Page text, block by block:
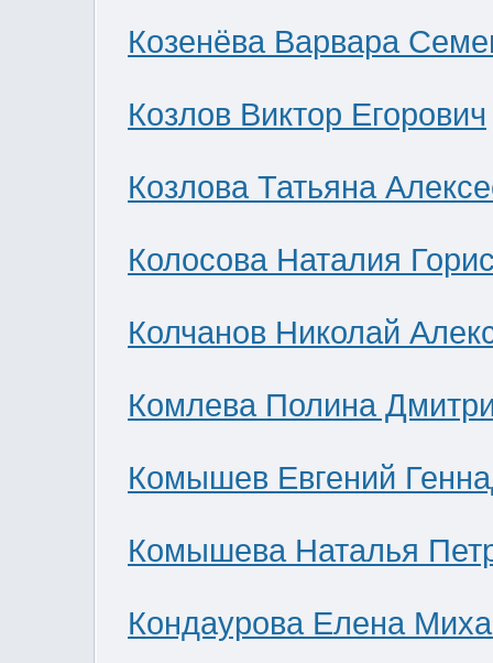
Козенёва Варвара
Козлов Виктор Егорович
Козлова Татьяна
Колосова Наталия
Колчанов Николай
Комлева Полина
Комышев Евгений
Комышева Наталья
Кондаурова Елена